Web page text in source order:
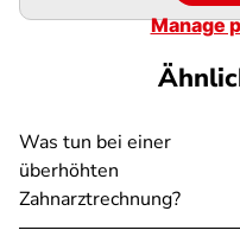
Manage
Was tun bei einer
überhöhten
Zahnarztrechnung?